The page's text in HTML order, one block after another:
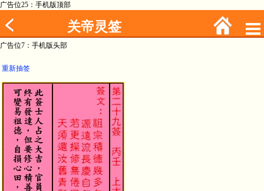
广告位25：手机版顶部
关帝灵签
广告位7：手机版头部
重新抽签